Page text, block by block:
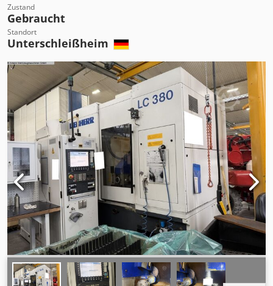
Zustand
Gebraucht
Standort
Unterschleißheim